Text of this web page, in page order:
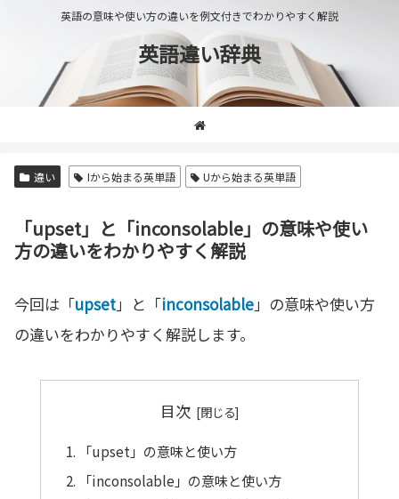
英語の意味や使い方の違いを例文付きでわかりやすく解説
英語違い辞典
違い Iから始まる英単語 Uから始まる英単語
「upset」と「inconsolable」の意味や使い
方の違いをわかりやすく解説
今回は「upset」と「inconsolable」の意味や使い方
の違いをわかりやすく解説します。
目次
「upset」の意味と使い方
「inconsolable」の意味と使い方